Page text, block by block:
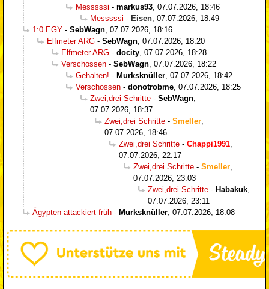
Messsssi - markus93, 07.07.2026, 18:46
Messsssi - Eisen, 07.07.2026, 18:49
1:0 EGY - SebWagn, 07.07.2026, 18:16
Elfmeter ARG - SebWagn, 07.07.2026, 18:20
Elfmeter ARG - docity, 07.07.2026, 18:28
Verschossen - SebWagn, 07.07.2026, 18:22
Gehalten! - Murksknüller, 07.07.2026, 18:42
Verschossen - donotrobme, 07.07.2026, 18:25
Zwei,drei Schritte - SebWagn,
07.07.2026, 18:37
Zwei,drei Schritte - Smeller,
07.07.2026, 18:46
Zwei,drei Schritte - Chappi1991,
07.07.2026, 22:17
Zwei,drei Schritte - Smeller,
07.07.2026, 23:03
Zwei,drei Schritte - Habakuk,
07.07.2026, 23:11
Ägypten attackiert früh - Murksknüller, 07.07.2026, 18:08